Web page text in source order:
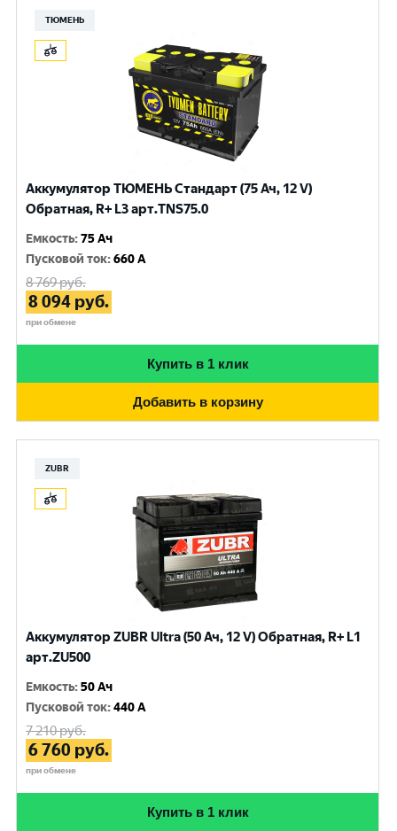
ТЮМЕНЬ
Аккумулятор ТЮМЕНЬ Стандарт (75 Ач, 12 V)
Обратная, R+ L3 арт.TNS75.0
Емкость:75 Ач
Пусковой ток:660 A
8 769руб.
8 094 руб.
при обмене
Купить в 1 клик
Добавить в корзину
ZUBR
Аккумулятор ZUBR Ultra (50 Ач, 12 V) Обратная, R+ L1
арт.ZU500
Емкость:50 Ач
Пусковой ток:440 A
7 210руб.
6 760 руб.
при обмене
Купить в 1 клик